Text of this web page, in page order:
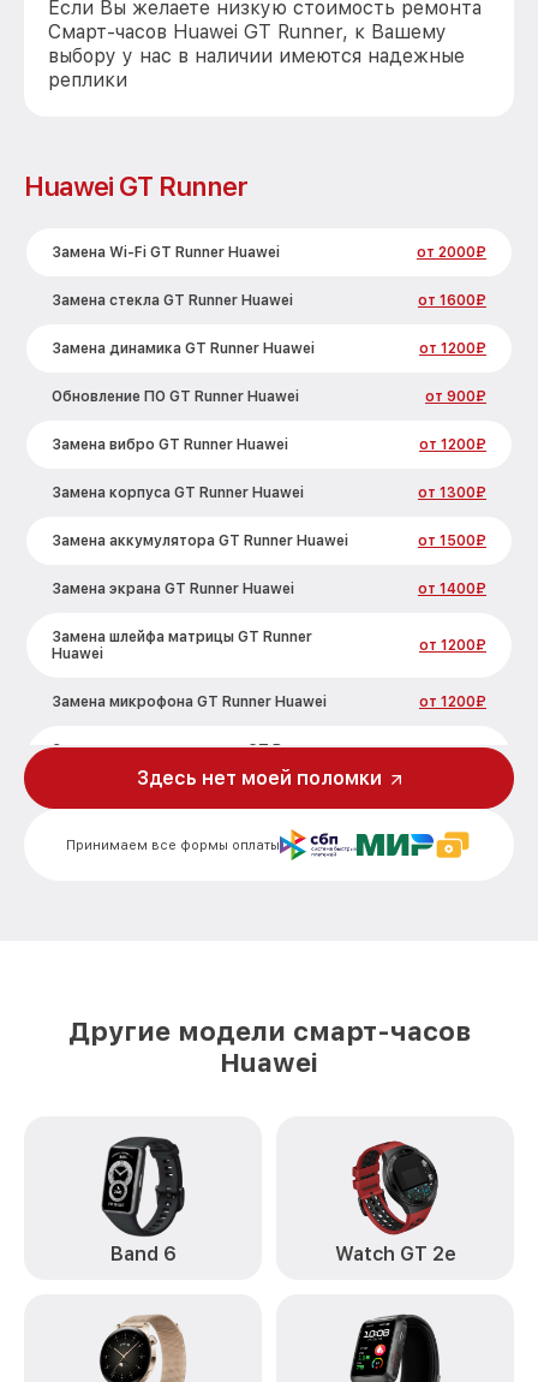
Если Вы желаете низкую стоимость ремонта
Смарт-часов Huawei GT Runner, к Вашему
выбору у нас в наличии имеются надежные
реплики
Huawei GT Runner
Замена Wi-Fi GT Runner Huawei от 2000₽
Замена стекла GT Runner Huawei от 1600₽
Замена динамика GT Runner Huawei от 1200₽
Обновление ПО GT Runner Huawei от 900₽
Замена вибро GT Runner Huawei от 1200₽
Замена корпуса GT Runner Huawei от 1300₽
Замена аккумулятора GT Runner Huawei от 1500₽
Замена экрана GT Runner Huawei от 1400₽
Замена шлейфа матрицы GT Runner
Huawei
от 1200₽
Замена микрофона GT Runner Huawei от 1200₽
Замена кнопки включения GT Runner
Принимаем все формы оплаты
Здесь нет моей поломки
Другие модели смарт-часов
Huawei
Band 6 Watch GT 2e